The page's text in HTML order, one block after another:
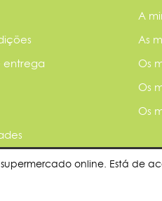
online. Está de
entrega
A
As
Os
Os
Os